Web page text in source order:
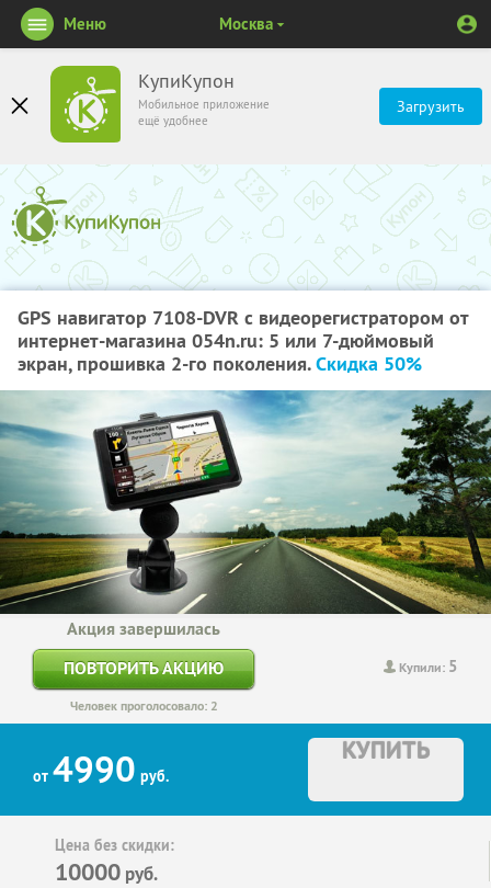
КупиКупон
Мобильное приложение
ещё удобнее
Загрузить
Меню Москва
GPS навигатор 7108-DVR с видеорегистратором от
интернет-магазина 054n.ru: 5 или 7-дюймовый
экран, прошивка 2-го поколения.Скидка 50%
Купили: 5
Акция завершилась
ПОВТОРИТЬ АКЦИЮ
Человек проголосовало: 2
от 4990 руб.
КУПИТЬ
Цена без скидки:
10000 руб.